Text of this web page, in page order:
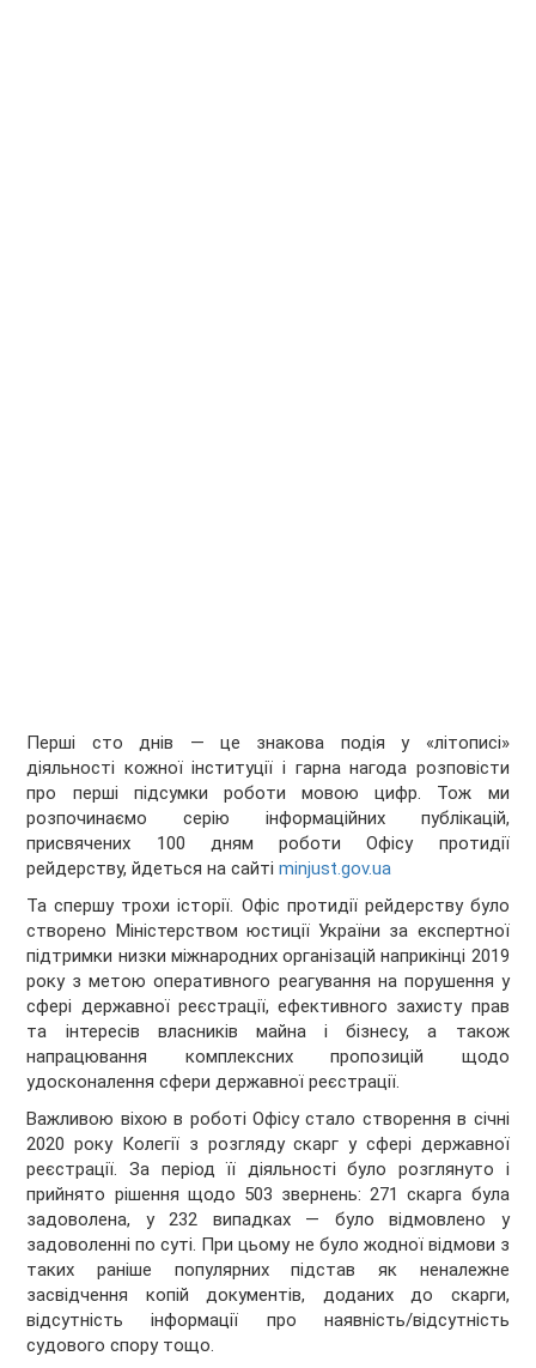
Перші сто днів — це знакова подія у «літописі»
діяльності кожної інституції і гарна нагода розповісти
про перші підсумки роботи мовою цифр. Тож ми
розпочинаємо серію інформаційних публікацій,
присвячених 100 дням роботи Офісу протидії
рейдерству, йдеться на сайтіminjust.gov.ua
Та спершу трохи історії. Офіс протидії рейдерству було
створено Міністерством юстиції України за експертної
підтримки низки міжнародних організацій наприкінці 2019
року з метою оперативного реагування на порушення у
сфері державної реєстрації, ефективного захисту прав
та інтересів власників майна і бізнесу, а також
напрацювання комплексних пропозицій щодо
удосконалення сфери державної реєстрації.
Важливою віхою в роботі Офісу стало створення в січні
2020 року Колегії з розгляду скарг у сфері державної
реєстрації. За період її діяльності було розглянуто і
прийнято рішення щодо 503 звернень: 271 скарга була
задоволена, у 232 випадках — було відмовлено у
задоволенні по суті. При цьому не було жодної відмови з
таких раніше популярних підстав як неналежне
засвідчення копій документів, доданих до скарги,
відсутність інформації про наявність/відсутність
судового спору тощо.